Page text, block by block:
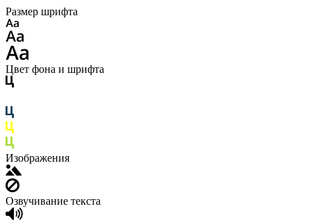
Размер шрифта
Цвет фона и шрифта
Изображения
Озвучивание текста